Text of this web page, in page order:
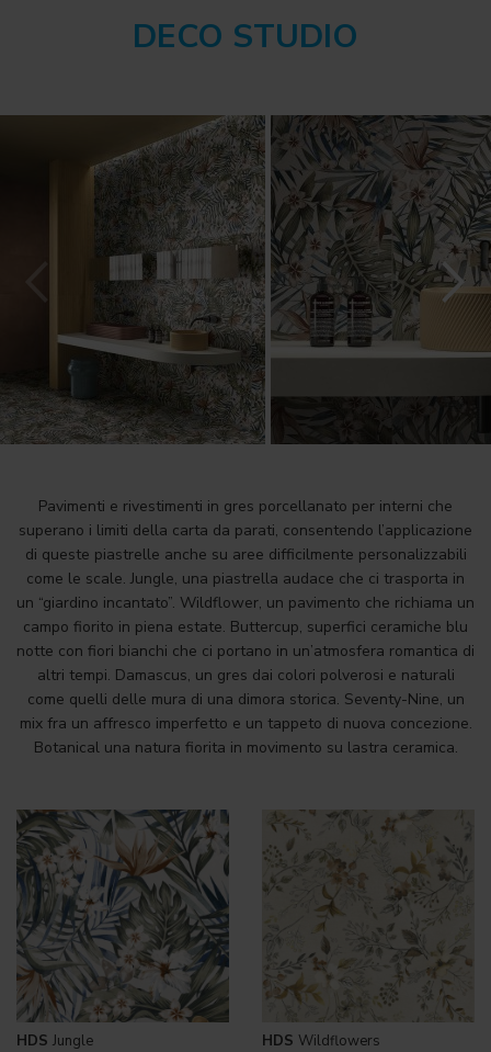
DECO STUDIO
Pavimenti e rivestimenti in gres porcellanato per interni che
superano i limiti della carta da parati, consentendo l’applicazione
di queste piastrelle anche su aree difficilmente personalizzabili
come le scale. Jungle, una piastrella audace che ci trasporta in
un “giardino incantato”. Wildflower, un pavimento che richiama un
campo fiorito in piena estate. Buttercup, superfici ceramiche blu
notte con fiori bianchi che ci portano in un’atmosfera romantica di
altri tempi. Damascus, un gres dai colori polverosi e naturali
come quelli delle mura di una dimora storica. Seventy-Nine, un
mix fra un affresco imperfetto e un tappeto di nuova concezione.
Botanical una natura fiorita in movimento su lastra ceramica.
HDS Jungle HDS Wildflowers